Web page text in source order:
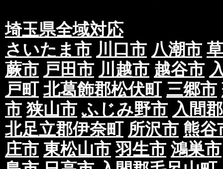
埼玉県全域対応
さいたま市 川口市 八潮市
蕨市 戸田市 川越市 越谷市
戸町 北葛飾郡松伏町 三郷市
市 狭山市 ふじみ野市 入間
北足立郡伊奈町 所沢市 熊谷
庄市 東松山市 羽生市 鴻巣市